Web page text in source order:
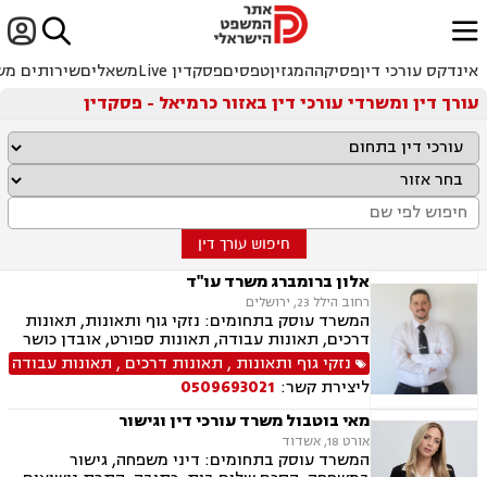

ﱐ
אינדקס עורכי דיןפסיקההמגזיןטפסיםפסקדין Live משאליםשירותים
עורך דין ומשרדי עורכי דין באזור כרמיאל - פסקדין
חיפוש עורך דין
אלון ברומברג משרד עו"ד
רחוב הילל 23, ירושלים
המשרד עוסק בתחומים: נזקי גוף ותאונות, תאונות
דרכים, תאונות עבודה, תאונות ספורט, אובדן כושר
עבודה, תאונות תלמידים, רשלנות רפואית, רשלנות
רפואית- הריון ולידה, ביטוח לאומי
נזקי גוף ותאונות , תאונות דרכים , תאונות עבודה
ליצירת קשר: 0509693021
מאי בוטבול משרד עורכי דין וגישור
אורט 18, אשדוד
המשרד עוסק בתחומים: דיני משפחה, גישור